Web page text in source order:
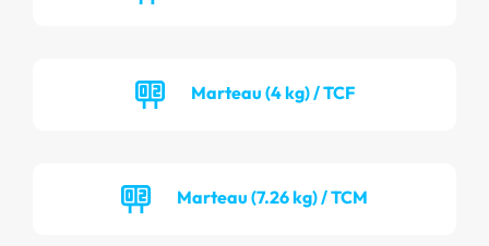
Marteau (4 kg) / TCF
Marteau (7.26 kg) / TCM